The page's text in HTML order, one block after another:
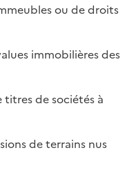
ou de droits
immobilières des
titres de sociétés à
de terrains nus